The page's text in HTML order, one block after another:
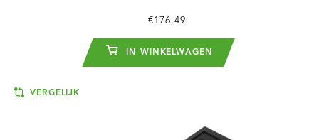
€176,49
IN WINKELWAGEN
VERGELIJK